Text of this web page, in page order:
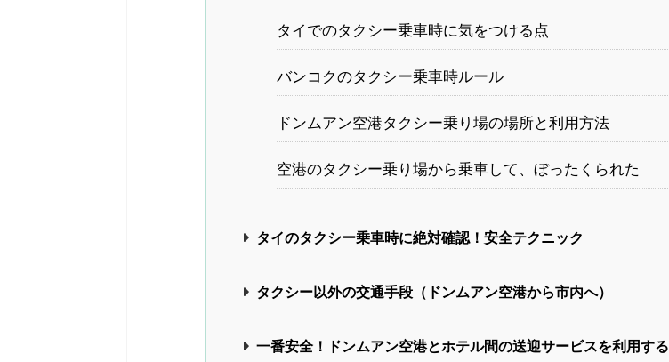
タイでのタクシー乗車時に気をつける点
バンコクのタクシー乗車時ルール
ドンムアン空港タクシー乗り場の場所と利用方法
空港のタクシー乗り場から乗車して、ぼったくられた
タイのタクシー乗車時に絶対確認！安全テクニック
タクシー以外の交通手段（ドンムアン空港から市内へ）
一番安全！ドンムアン空港とホテル間の送迎サービスを利用する